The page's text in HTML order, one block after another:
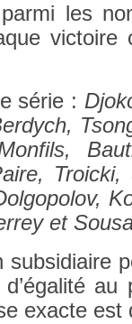
les
vic­toire
série :
et
sub­sidiaire
ex­ac­te est